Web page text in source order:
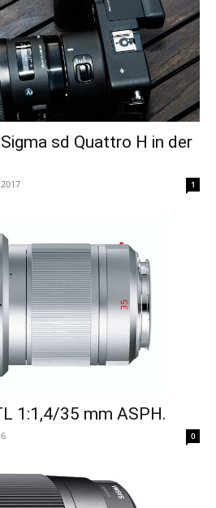
sd Quattro H in der
1
1:1,4/35 mm ASPH.
0